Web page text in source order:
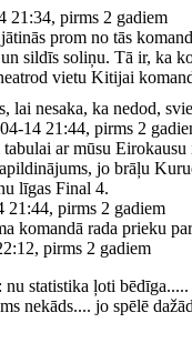
21:34, pirms 2 gadiem
prom no tās
sildīs soliņu. Tā ir, ka
vietu Kitijai
lai nesaka, ka nedod,
14 21:44, pirms 2
ar mūsu
jo brāļu
līgas Final 4.
21:44, pirms 2 gadiem
komandā rada prieku
pirms 2 gadiem
nu statistika ļoti
nekāds.... jo spēlē